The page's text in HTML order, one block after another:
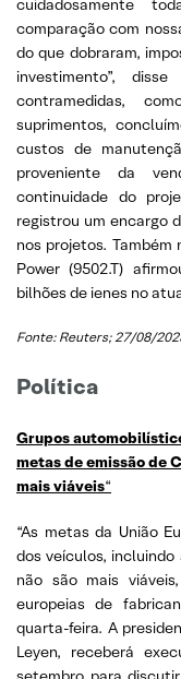
cuidadosamente
comparação com
do que dobraram,
investimento”,
contramedidas,
suprimentos,
custos de
proveniente da
continuidade do
registrou um encargo
nos projetos.
Power (9502.T)
bilhões de ienes no
Fonte: Reuters; 27/08/
Política
Grupos
metas de emissão de
mais viáveis“
“As metas da União
dos veículos,
não são mais
europeias de
quarta-feira. A
Leyen, receberá